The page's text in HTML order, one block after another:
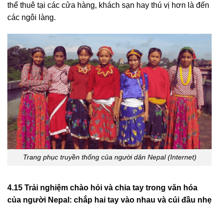
thể thuê tại các cửa hàng, khách sạn hay thú vị hơn là đến
các ngôi làng.
Trang phục truyền thống của người dân Nepal (Internet)
4.15 Trải nghiệm chào hỏi và chia tay trong văn hóa
của người Nepal: chắp hai tay vào nhau và cúi đầu nhẹ